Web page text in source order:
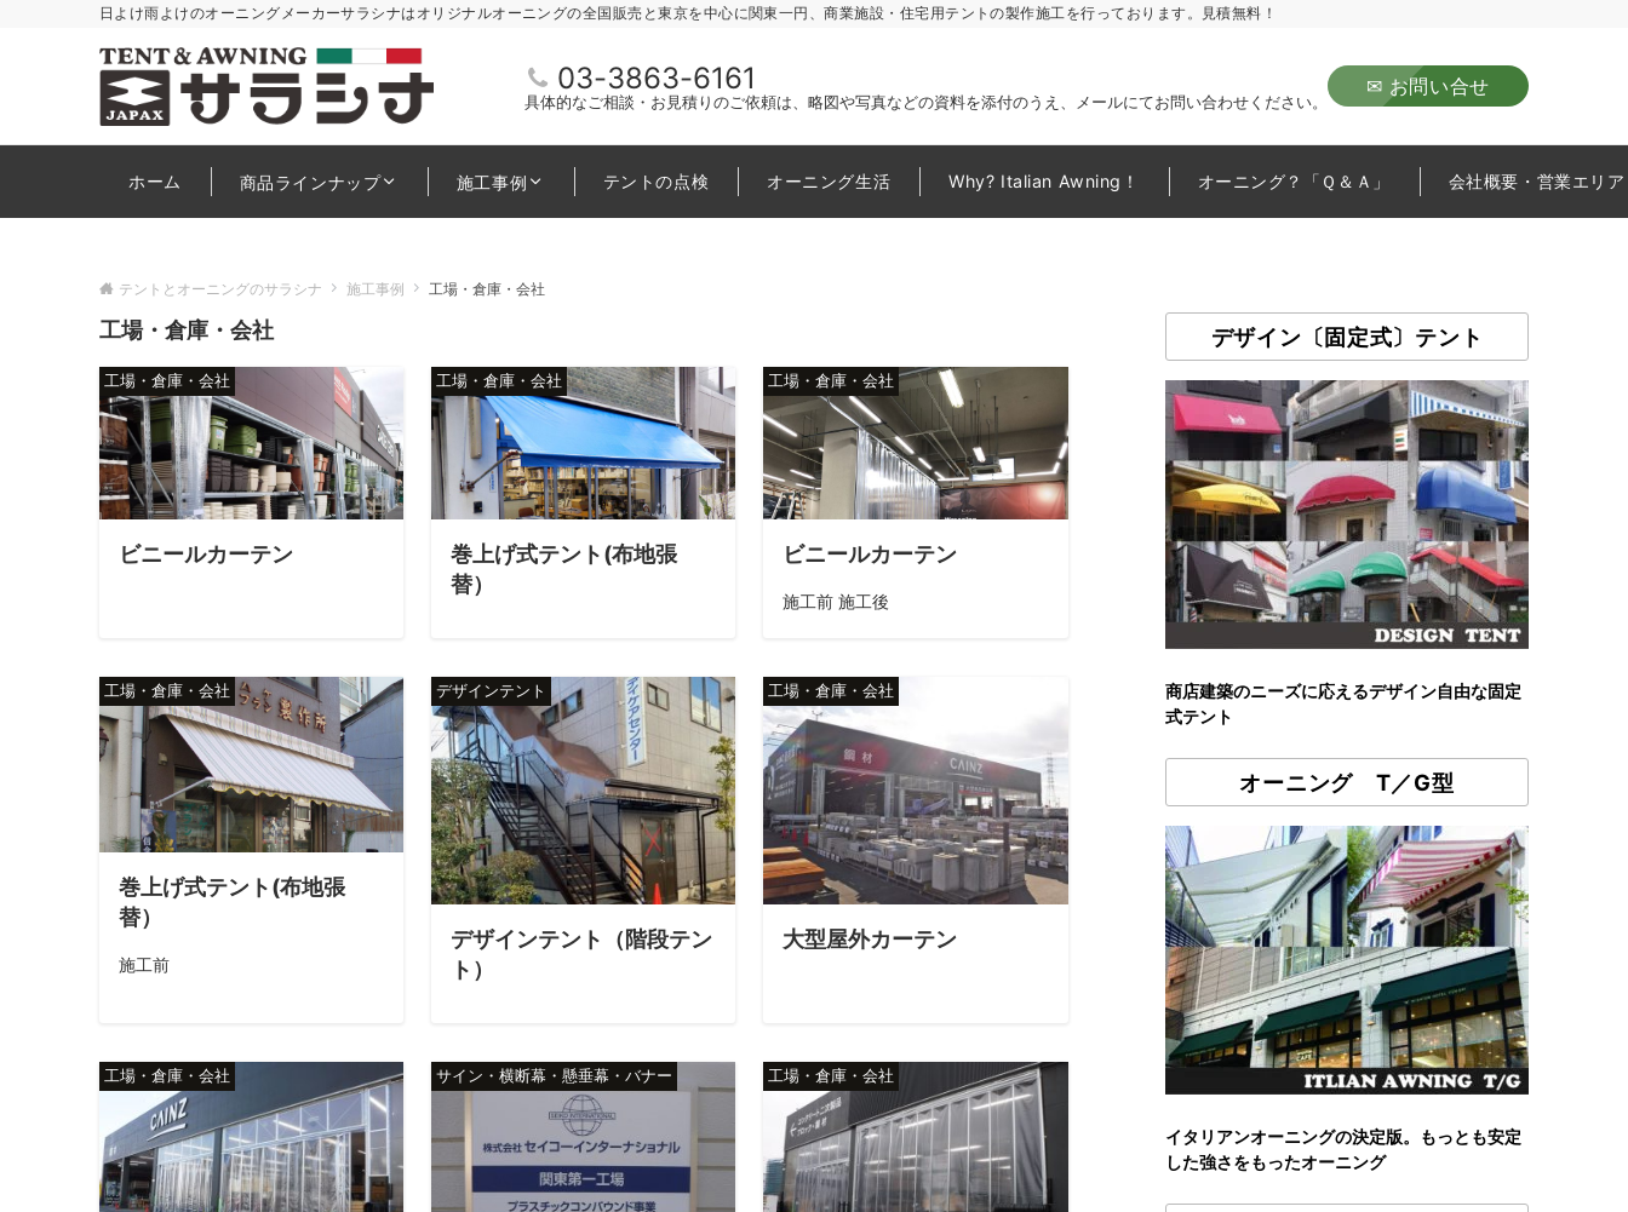
日よけ雨よけのオーニングメーカーサラシナはオリジナルオーニングの全国販売と東京を中心に関東一円、商業施設・住宅用テントの製作施工を行っております。見積無料！
03-3863-6161
具体的なご相談・お見積りのご依頼は、略図や写真などの資料を添付のうえ、メールにてお問い合わせください。
✉ お問い合せ
ホーム 商品ラインナップ 施工事例 テントの点検 オーニング生活 Why? Italian Awning！ オーニング？「Ｑ＆Ａ」 会社概要・営業エリア
テントとオーニングのサラシナ 施工事例 工場・倉庫・会社
工場・倉庫・会社
工場・倉庫・会社
ビニールカーテン
工場・倉庫・会社
巻上げ式テント(布地張
替）
工場・倉庫・会社
ビニールカーテン
施工前 施工後
工場・倉庫・会社
巻上げ式テント(布地張
替）
施工前
デザインテント
デザインテント（階段テン
ト）
工場・倉庫・会社
大型屋外カーテン
工場・倉庫・会社 サイン・横断幕・懸垂幕・バナー 工場・倉庫・会社
デザイン〔固定式〕テント
商店建築のニーズに応えるデザイン自由な固定
式テント
オーニング T／G型
イタリアンオーニングの決定版。もっとも安定
した強さをもったオーニング